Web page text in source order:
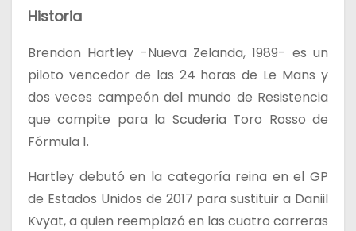
Historia
Brendon Hartley -Nueva Zelanda, 1989- es un
piloto vencedor de las 24 horas de Le Mans y
dos veces campeón del mundo de Resistencia
que compite para la Scuderia Toro Rosso de
Fórmula 1.
Hartley debutó en la categoría reina en el GP
de Estados Unidos de 2017 para sustituir a Daniil
Kvyat, a quien reemplazó en las cuatro carreras